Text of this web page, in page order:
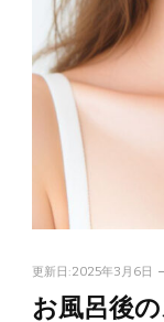
更新日:2025年3月6日
お風呂後